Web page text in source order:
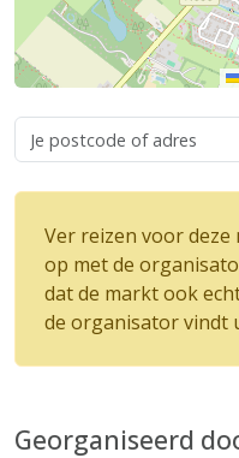
Ver reizen voor
op met de
dat de markt ook
de organisator vindt
Georganiseerd